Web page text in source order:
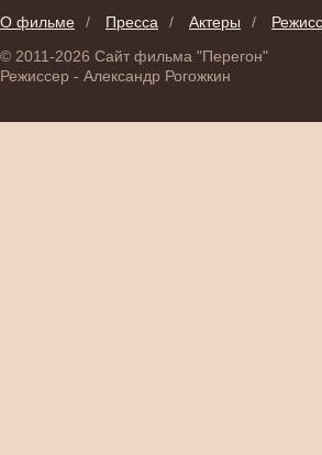
О фильме / Пресса / Актеры /
© 2011-2026 Сайт фильма "Перегон"
Режиссер - Александр Рогожкин